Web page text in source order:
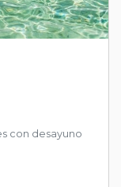
con desayuno